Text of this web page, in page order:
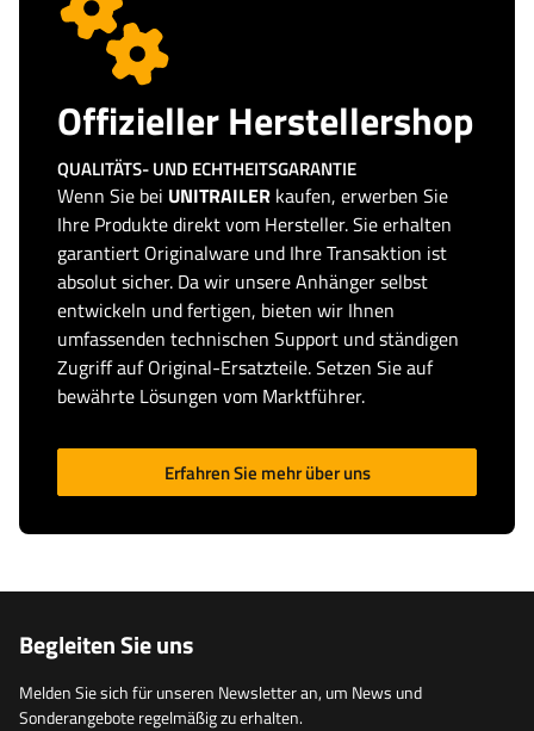
Offizieller Herstellershop
QUALITÄTS- UND ECHTHEITSGARANTIE
Wenn Sie bei UNITRAILER kaufen, erwerben Sie
Ihre Produkte direkt vom Hersteller. Sie erhalten
garantiert Originalware und Ihre Transaktion ist
absolut sicher. Da wir unsere Anhänger selbst
entwickeln und fertigen, bieten wir Ihnen
umfassenden technischen Support und ständigen
Zugriff auf Original-Ersatzteile. Setzen Sie auf
bewährte Lösungen vom Marktführer.
Erfahren Sie mehr über uns
Begleiten Sie uns
Melden Sie sich für unseren Newsletter an, um News und
Sonderangebote regelmäßig zu erhalten.